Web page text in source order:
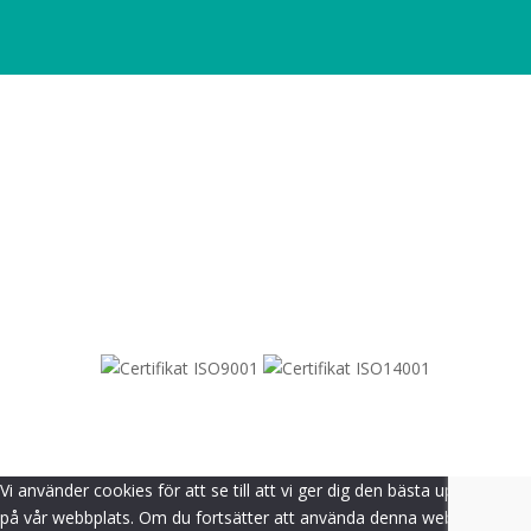
Vi använder cookies för att se till att vi ger dig den bästa upplevelsen
på vår webbplats. Om du fortsätter att använda denna webbplats